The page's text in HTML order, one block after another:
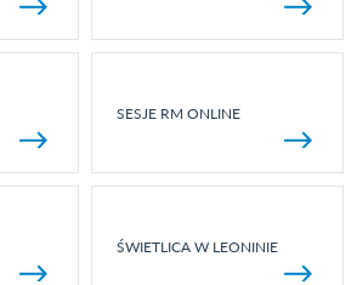
SESJE RM ONLINE
ŚWIETLICA W LEONINIE